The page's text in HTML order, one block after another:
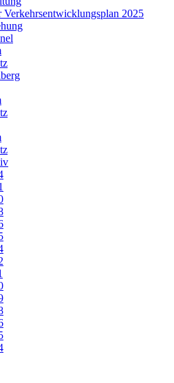
Verkehrsentwicklungsplan 2025